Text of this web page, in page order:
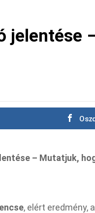
jelentése
– Mutatjuk,
, elért eredmény,